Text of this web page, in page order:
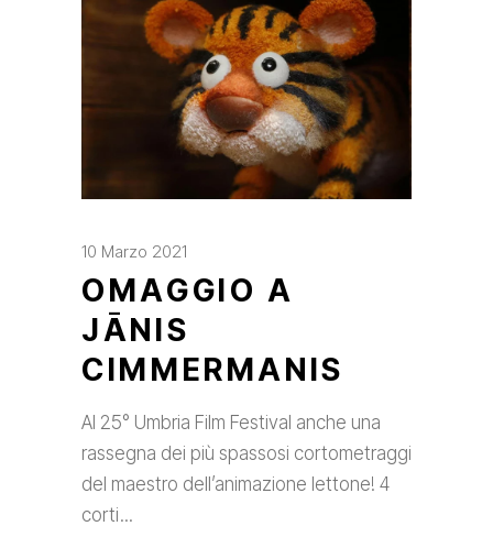
10 Marzo 2021
OMAGGIO A
JĀNIS
CIMMERMANIS
Al 25° Umbria Film Festival anche una
rassegna dei più spassosi cortometraggi
del maestro dell’animazione lettone! 4
corti